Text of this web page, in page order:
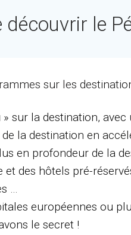
découvrir le
sur les
sur la destination,
la destination en
en profondeur de la
des hôtels pré-
…
européennes ou
le secret !